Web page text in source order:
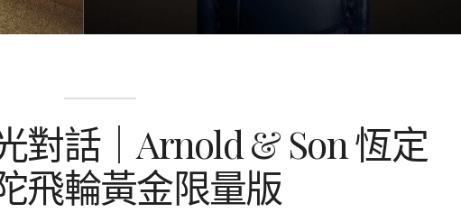
對話｜Arnold & Son 恆定
飛輪黃金限量版